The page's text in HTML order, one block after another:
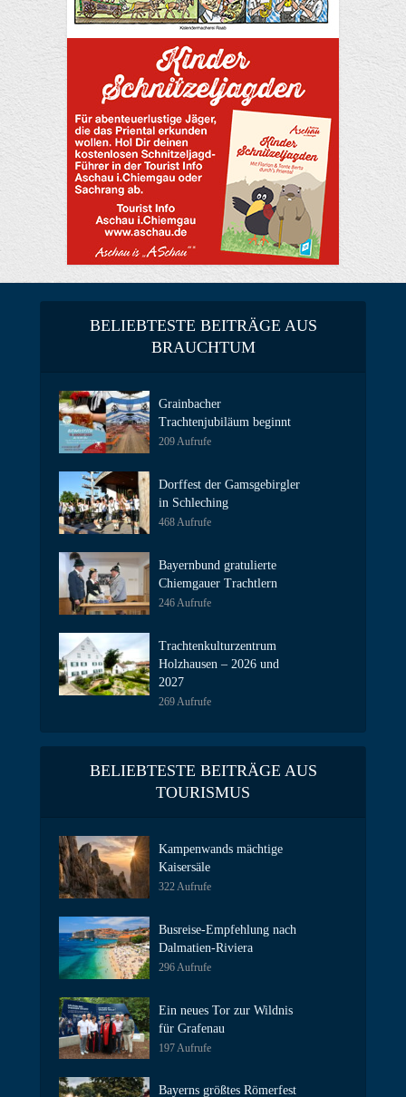
BELIEBTESTE BEITRÄGE AUS
BRAUCHTUM
Grainbacher
Trachtenjubiläum beginnt
209 Aufrufe
Dorffest der Gamsgebirgler
in Schleching
468 Aufrufe
Bayernbund gratulierte
Chiemgauer Trachtlern
246 Aufrufe
Trachtenkulturzentrum
Holzhausen – 2026 und
2027
269 Aufrufe
BELIEBTESTE BEITRÄGE AUS
TOURISMUS
Kampenwands mächtige
Kaisersäle
322 Aufrufe
Busreise-Empfehlung nach
Dalmatien-Riviera
296 Aufrufe
Ein neues Tor zur Wildnis
für Grafenau
197 Aufrufe
Bayerns größtes Römerfest